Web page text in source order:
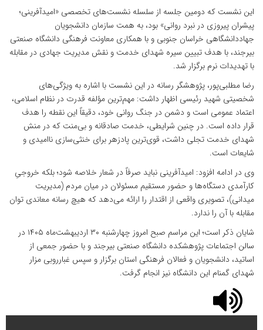
این نشست که دومین جلسه از سلسله نشست‌های تخصصی «امیدآفرینی؛
پیشران پیروزی در نبرد روانی» بود، به همت سازمان دانشجویان
جهاددانشگاهی خراسان جنوبی و با همکاری معاونت فرهنگی دانشگاه صنعتی
بیرجند، با هدف تبیین سیره شهدای خدمت و نقش مدیریت جهادی در مقابله
با تهدیدات نرم برگزار شد.
رضا مطلبی‌پور، پژوهشگر رسانه در این نشست با اشاره به ویژگی‌های
شخصیتی شهید رئیسی اظهار داشت: مهم‌ترین مؤلفه قدرت در نظام اسلامی،
اعتماد عمومی است و دشمن در جنگ روانی خود، دقیقاً این نقطه را هدف
قرار داده است. در چنین شرایطی، خدمت صادقانه و بی‌منت که در منش
شهدای خدمت تجلی داشت، قوی‌ترین پادزهر برای خنثی‌سازی ناامیدی و
شایعات است.
وی در ادامه افزود: امیدآفرینی نباید صرفاً در شعار خلاصه شود؛ بلکه خروجیِ
کارآمدی دستگاه‌ها و حضور مستقیم مسئولان در میان مردم (مدیریت
میدانی)، تصویری واقعی از اقتدار را ارائه می‌دهد که هیچ رسانه معاندی توان
مقابله با آن را ندارد.
شایان ذکر است؛ این مراسم صبح امروز چهارشنبه ۳۰ اردیبهشت‌ماه ۱۴۰۵ در
سالن اجتماعات پژوهشکده دانشگاه صنعتی بیرجند و با حضور جمعی از
اساتید، دانشجویان و فعالان فرهنگی استان برگزار و سپس غبارروبی مزار
شهدای گمنام این دانشگاه نیز انجام گرفت.